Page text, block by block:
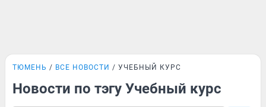
ТЮМЕНЬ ВСЕ НОВОСТИ УЧЕБНЫЙ КУРС
Новости по тэгу Учебный курс